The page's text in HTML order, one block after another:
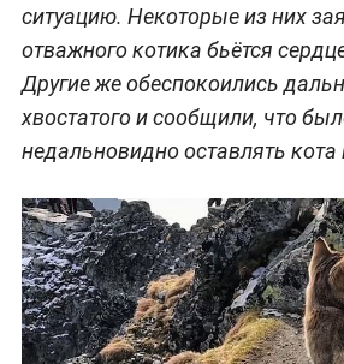
ситуацию. Некоторые из них
отважного котика бьётся
Другие же обеспокоились
хвостатого и сообщили, что
недальновидно оставлять